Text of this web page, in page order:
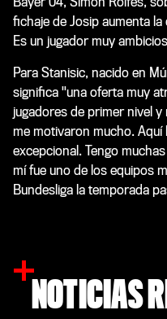
fichaje de Josip aumenta
Es un jugador muy
Para Stanisic, nacido en
significa "una oferta muy
jugadores de primer nivel
me motivaron mucho. Aquí
excepcional. Tengo
mí fue uno de los equipos
Bundesliga la temporada
NOTICIAS